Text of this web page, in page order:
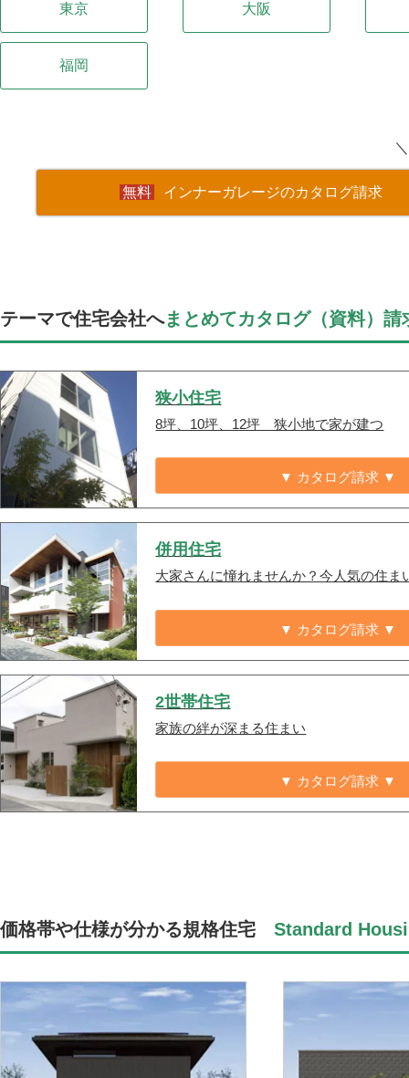
東京 大阪
福岡
インナーガレージのカタログ請求
テーマで住宅会社へまとめてカタログ（資料）請
狭小住宅
8坪、10坪、12坪 狭小地で家が建つ
▼ カタログ請求 ▼
併用住宅
大家さんに憧れませんか？今人気の住ま
▼ カタログ請求 ▼
2世帯住宅
家族の絆が深まる住まい
▼ カタログ請求 ▼
価格帯や仕様が分かる規格住宅 Standard